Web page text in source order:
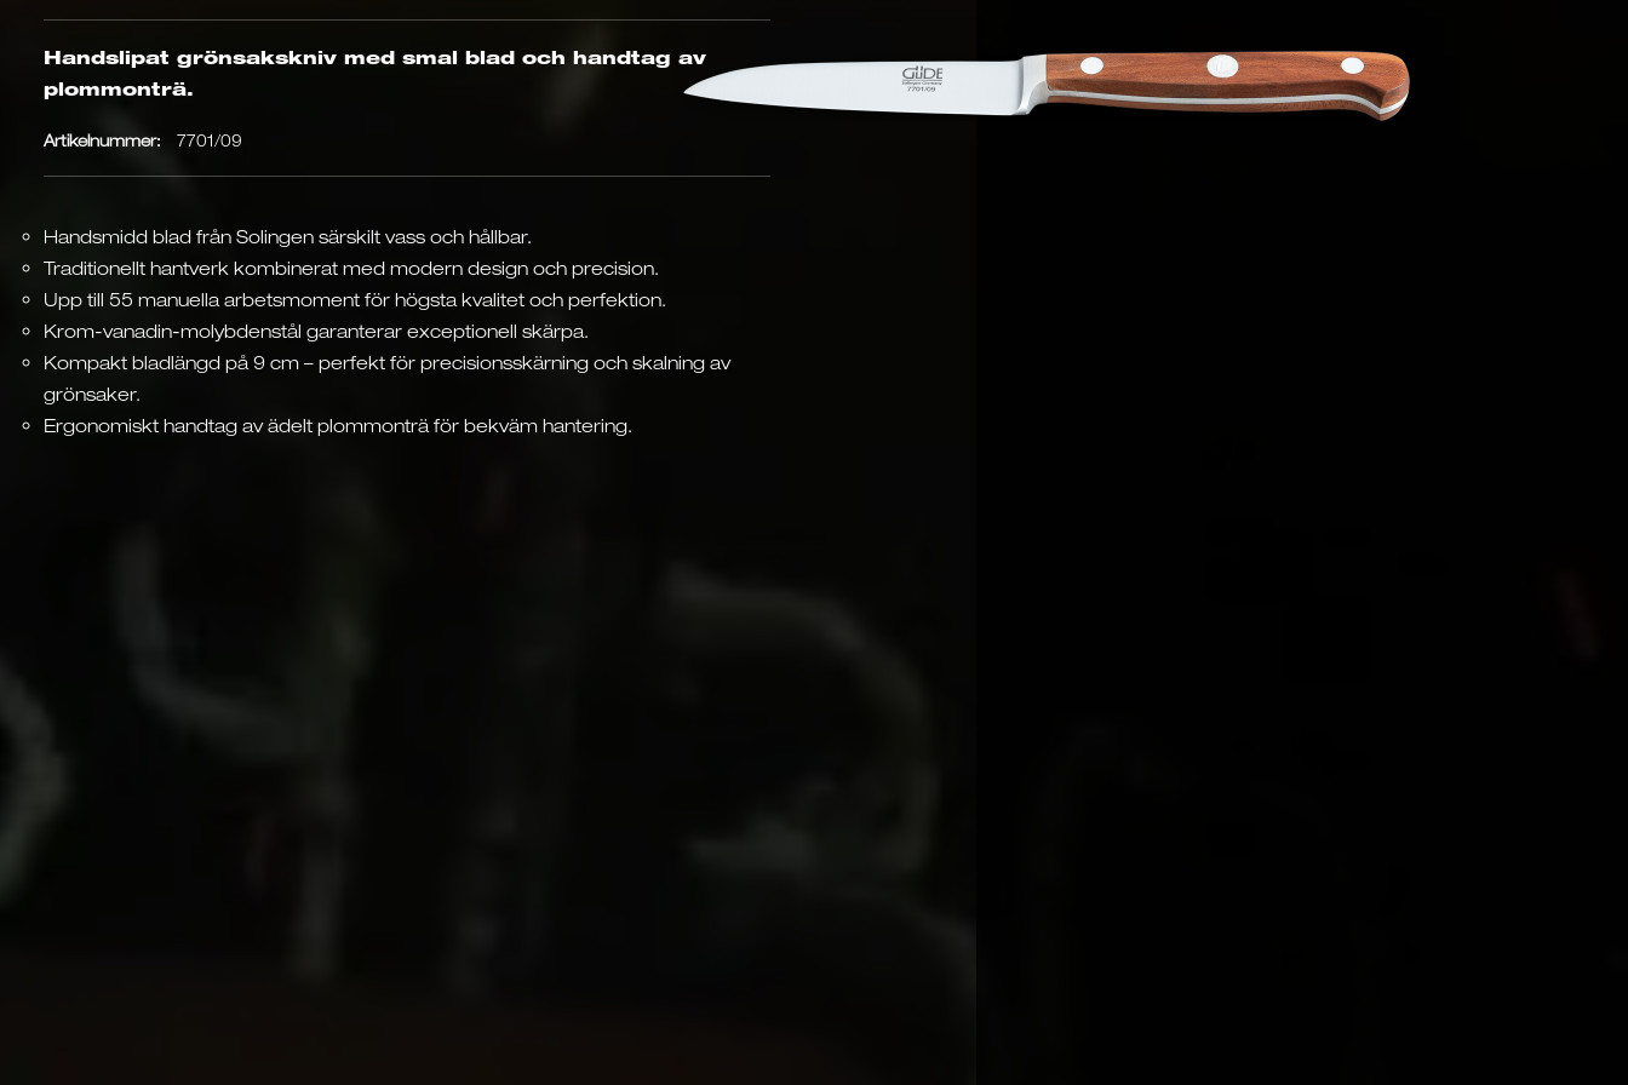
Handslipat grönsakskniv med smal blad och handtag av
plommonträ.
Artikelnummer: 7701/09
Handsmidd blad från Solingen särskilt vass och hållbar.
Traditionellt hantverk kombinerat med modern design och precision.
Upp till 55 manuella arbetsmoment för högsta kvalitet och perfektion.
Krom-vanadin-molybdenstål garanterar exceptionell skärpa.
Kompakt bladlängd på 9 cm – perfekt för precisionsskärning och skalning av
grönsaker.
Ergonomiskt handtag av ädelt plommonträ för bekväm hantering.